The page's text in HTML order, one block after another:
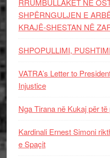
RRUMBULLAKËT NË
SHPËRNGULJEN E
KRAJË-SHESTAN NË
SHPOPULLIMI,
VATRA’s Letter to
Injustice
Nga Tirana në Kukaj për
Kardinali Ernest Simoni
e Spaçit